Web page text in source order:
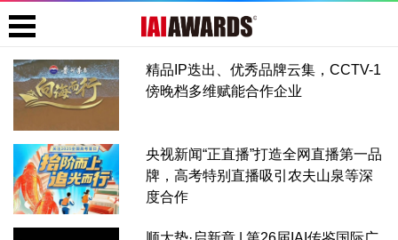
精品IP迭出、优秀品牌云集，CCTV-1
傍晚档多维赋能合作企业
央视新闻“正直播”打造全网直播第一品
牌，高考特别直播吸引农夫山泉等深
度合作